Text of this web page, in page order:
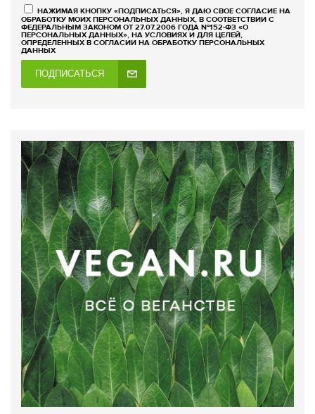
НАЖИМАЯ КНОПКУ «ПОДПИСАТЬСЯ», Я ДАЮ СВОЕ СОГЛАСИЕ НА
ОБРАБОТКУ МОИХ ПЕРСОНАЛЬНЫХ ДАННЫХ, В СООТВЕТСТВИИ С
ФЕДЕРАЛЬНЫМ ЗАКОНОМ ОТ 27.07.2006 ГОДА №152-ФЗ «О
ПЕРСОНАЛЬНЫХ ДАННЫХ», НА УСЛОВИЯХ И ДЛЯ ЦЕЛЕЙ,
ОПРЕДЕЛЕННЫХ В СОГЛАСИИ НА ОБРАБОТКУ ПЕРСОНАЛЬНЫХ
ДАННЫХ
ПОДПИСАТЬСЯ